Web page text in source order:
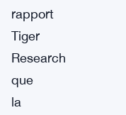
rapport
Tiger
Research
que
la